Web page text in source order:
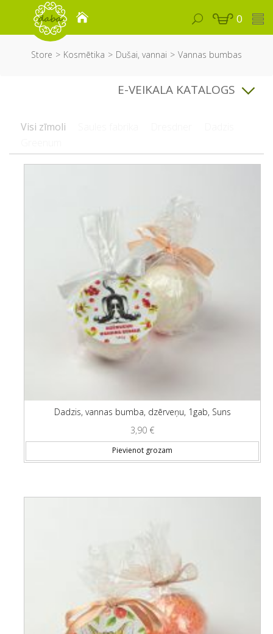
0
Store Kosmētika Dušai, vannai Vannas bumbas
E-VEIKALA KATALOGS
Visi zīmoli
Dadzis, vannas bumba, dzērveņu, 1gab, Suns
3,90 €
Pievienot grozam